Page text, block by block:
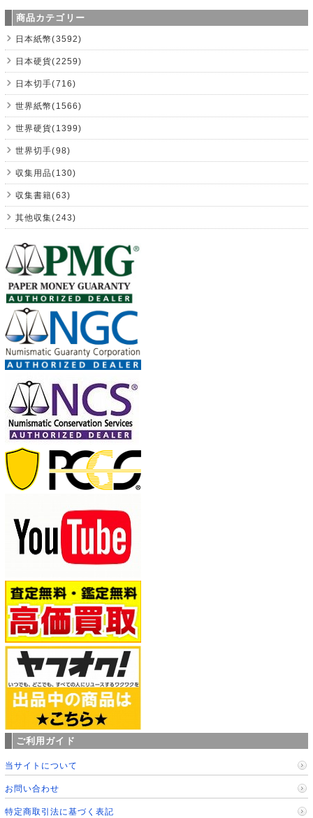
商品カテゴリー
日本紙幣(3592)
日本硬貨(2259)
日本切手(716)
世界紙幣(1566)
世界硬貨(1399)
世界切手(98)
収集用品(130)
収集書籍(63)
其他収集(243)
ご利用ガイド
当サイトについて
お問い合わせ
特定商取引法に基づく表記